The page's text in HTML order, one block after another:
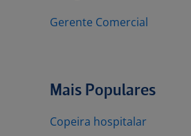
Gerente Comercial
Mais Populares
Copeira hospitalar